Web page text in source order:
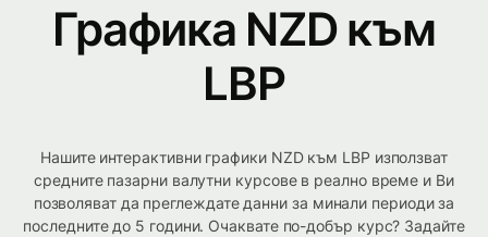
Графика NZD към
LBP
Нашите интерактивни графики NZD към LBP използват
средните пазарни валутни курсове в реално време и Ви
позволяват да преглеждате данни за минали периоди за
последните до 5 години. Очаквате по-добър курс? Задайте